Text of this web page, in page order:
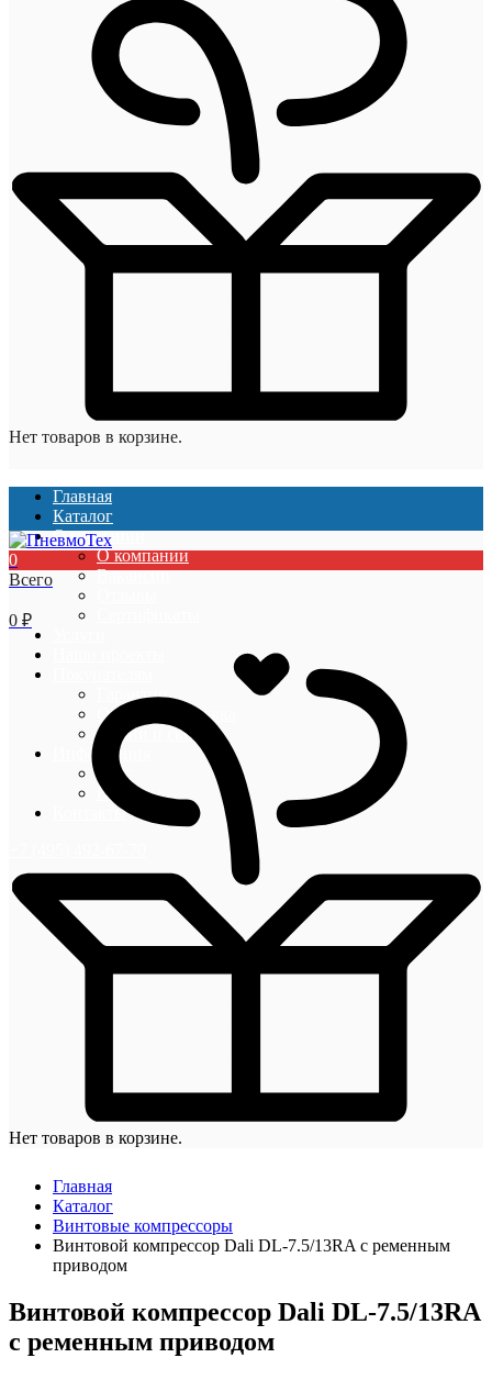
Нет товаров в корзине.
Главная
Каталог
О компании
О компании
Вакансии
Гарантии
Оплата и доставка
Акции и скидки
Информация
Блог
Новости
Контакты
0
Всего
0 ₽
Нет товаров в корзине.
Главная
Каталог
Винтовые компрессоры
Винтовой компрессор Dali DL-7.5/13RA с ременным
приводом
Винтовой компрессор Dali DL-7.5/13RA
с ременным приводом